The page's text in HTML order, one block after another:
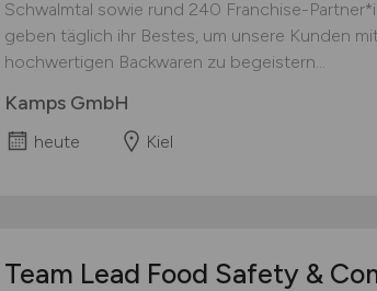
Schwalmtal sowie rund 240 Franchise-
geben täglich ihr Bestes, um unsere Kunden
hochwertigen Backwaren zu begeistern...
Kamps GmbH
heute Kiel
Team Lead Food Safety &